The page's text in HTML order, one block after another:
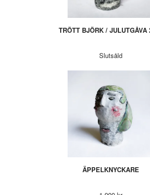
TRÖTT BJÖRK / JULUTGÅVA
Slutsåld
ÄPPELKNYCKARE